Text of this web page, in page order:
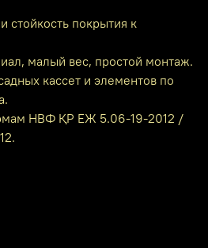
стойкость покрытия к
малый вес, простой монтаж.
кассет и элементов по
НВФ ҚР ЕЖ 5.06-19-2012 /